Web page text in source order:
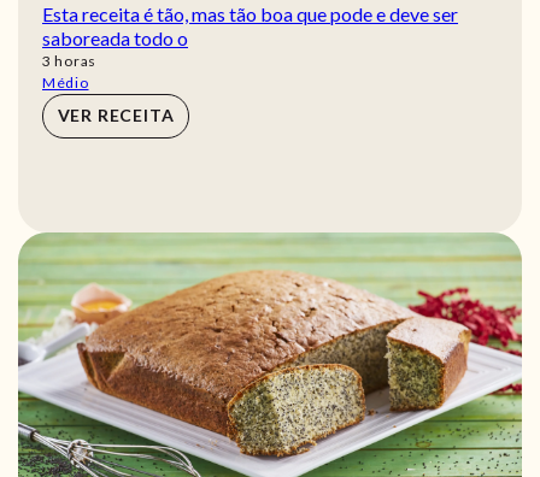
Esta receita é tão, mas tão boa que pode e deve ser
saboreada todo o
3 horas
horas
Médio
VER RECEITA